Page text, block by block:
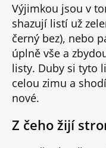
Výjimkou jsou v
shazují listí už
černý bez), nebo
úplně vše a
listy. Duby si tyto
celou zimu a
nové.
Z čeho žijí